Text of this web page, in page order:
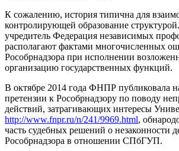
К сожалению, история типична для
контролирующей образование
учредитель Федерация независимых
располагают фактами многочисленных
Рособрнадзора при исполнении
организацию государственных функций.
В октябре 2014 года ФНПР публиковала
претензии к Рособрнадзору по поводу
действий, затрагивающих интересы
http://www.fnpr.ru/n/241/9969.html,
часть судебных решений о незаконности
Рособрнадзора в отношении СПбГУП.